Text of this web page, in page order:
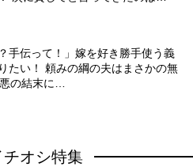
手伝って！」嫁を好き勝手使う義
たい！ 頼みの綱の夫はまさかの無
の結末に…
オシ特集